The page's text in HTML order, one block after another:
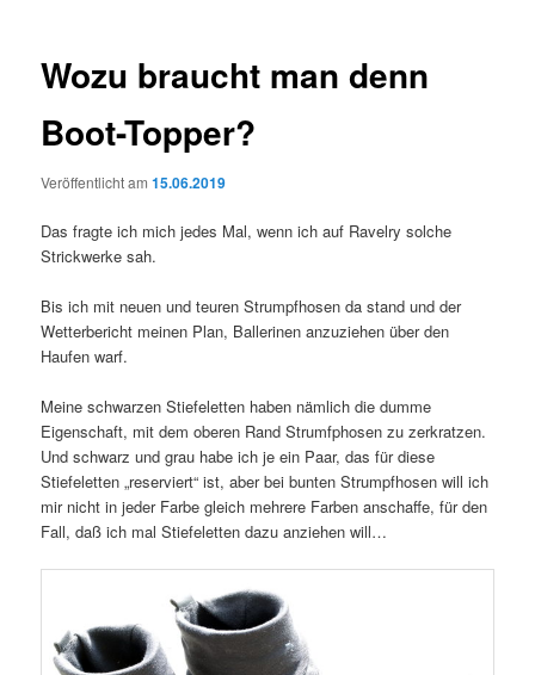
Wozu braucht man denn
Boot-Topper?
Veröffentlicht am15.06.2019
Das fragte ich mich jedes Mal, wenn ich auf Ravelry solche
Strickwerke sah.
Bis ich mit neuen und teuren Strumpfhosen da stand und der
Wetterbericht meinen Plan, Ballerinen anzuziehen über den
Haufen warf.
Meine schwarzen Stiefeletten haben nämlich die dumme
Eigenschaft, mit dem oberen Rand Strumfphosen zu zerkratzen.
Und schwarz und grau habe ich je ein Paar, das für diese
Stiefeletten „reserviert“ ist, aber bei bunten Strumpfhosen will ich
mir nicht in jeder Farbe gleich mehrere Farben anschaffe, für den
Fall, daß ich mal Stiefeletten dazu anziehen will…